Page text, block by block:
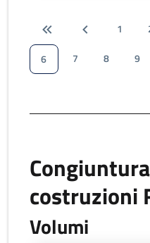
1
6
7 8 9
costruzioni
Volumi